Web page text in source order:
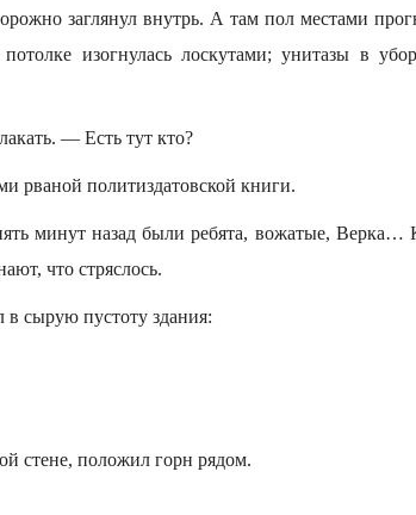
заглянул внутрь. А там пол местами
изогнулась лоскутами; унитазы в
— Есть тут кто?
рваной политиздатовской книги.
минут назад были ребята, вожатые, Верка…
что стряслось.
в сырую пустоту здания:
стене, положил горн рядом.